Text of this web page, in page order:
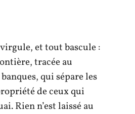
et tout bascule :
tracée au
qui sépare les
de ceux qui
Rien n’est laissé au